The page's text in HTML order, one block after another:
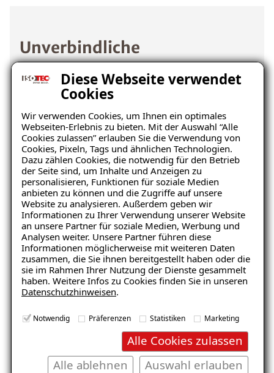
Diese Webseite verwendet
Cookies
Wir verwenden Cookies, um Ihnen ein optimales
Webseiten-Erlebnis zu bieten. Mit der Auswahl “Alle
Cookies zulassen” erlauben Sie die Verwendung von
Cookies, Pixeln, Tags und ähnlichen Technologien.
Dazu zählen Cookies, die notwendig für den Betrieb
der Seite sind, um Inhalte und Anzeigen zu
personalisieren, Funktionen für soziale Medien
anbieten zu können und die Zugriffe auf unsere
Website zu analysieren. Außerdem geben wir
Informationen zu Ihrer Verwendung unserer Website
an unsere Partner für soziale Medien, Werbung und
Analysen weiter. Unsere Partner führen diese
Informationen möglicherweise mit weiteren Daten
zusammen, die Sie ihnen bereitgestellt haben oder die
sie im Rahmen Ihrer Nutzung der Dienste gesammelt
haben. Weitere Infos zu Cookies finden Sie in unseren
Datenschutzhinweisen.
Notwendig Präferenzen Statistiken Marketing
Alle Cookies zulassen
Auswahl erlauben
Alle ablehnen
Unverbindliche
Schadensanalyse erhalten
Keller Wohnraum
Garage/Boden
Ratgeber „Sofort-Tipps gegen
Feuchtigkeit“
– jetzt kostenlos
herunterladen!
E-Mail eingeben